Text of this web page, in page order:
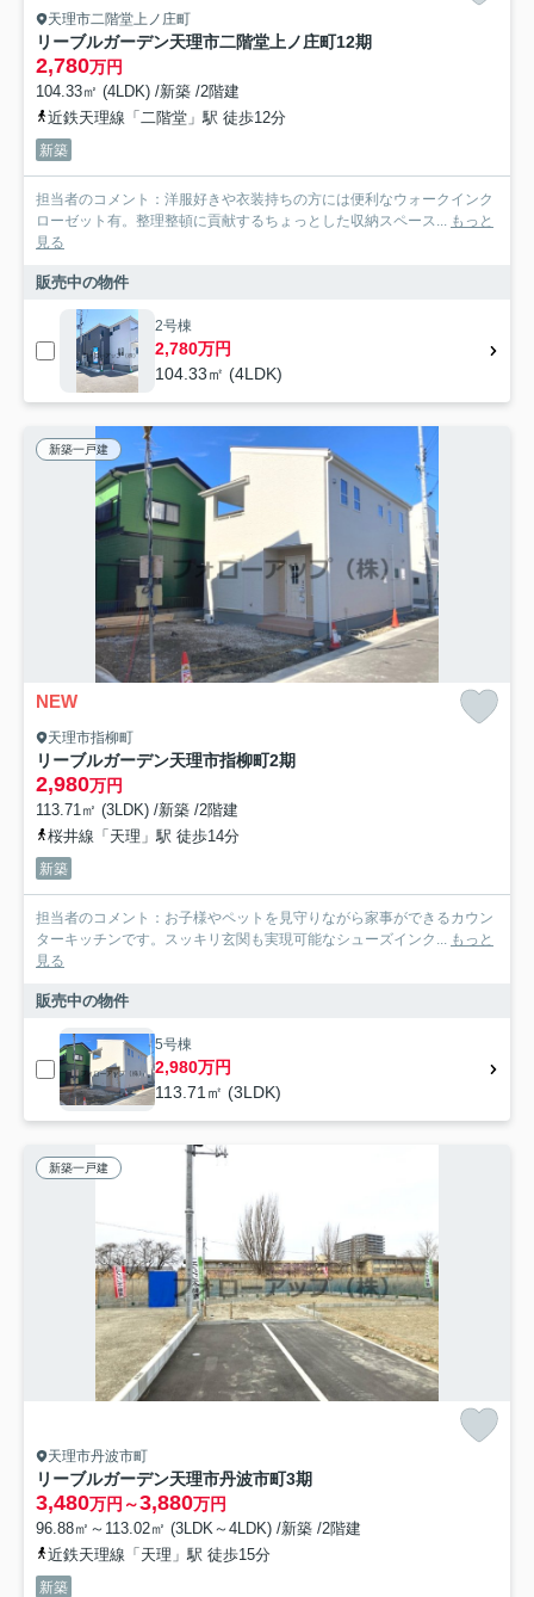
天理市二階堂上ノ庄町
リーブルガーデン天理市二階堂上ノ庄町12期
2,780万円
104.33㎡ (4LDK) /新築 /2階建
近鉄天理線「二階堂」駅 徒歩12分
新築
担当者のコメント：洋服好きや衣装持ちの方には便利なウォークインク
ローゼット有。整理整頓に貢献するちょっとした収納スペース... もっと
見る
販売中の物件
2号棟
2,780万円
104.33㎡ (4LDK)
新築一戸建
NEW
天理市指柳町
リーブルガーデン天理市指柳町2期
2,980万円
113.71㎡ (3LDK) /新築 /2階建
桜井線「天理」駅 徒歩14分
新築
担当者のコメント：お子様やペットを見守りながら家事ができるカウン
ターキッチンです。スッキリ玄関も実現可能なシューズインク... もっと
見る
販売中の物件
5号棟
2,980万円
113.71㎡ (3LDK)
新築一戸建
天理市丹波市町
リーブルガーデン天理市丹波市町3期
3,480万円～3,880万円
96.88㎡～113.02㎡ (3LDK～4LDK) /新築 /2階建
近鉄天理線「天理」駅 徒歩15分
新築